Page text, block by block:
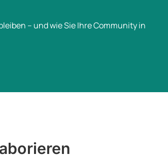
– und wie Sie Ihre Community in